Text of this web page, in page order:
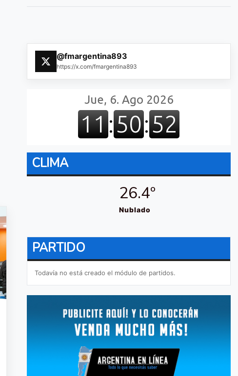
@fmargentina893
https://x.com/fmargentina893
CLIMA
26.4º
Nublado
PARTIDO
Todavía no está creado el módulo de partidos.